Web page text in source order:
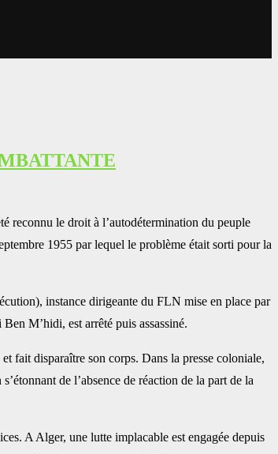
reconnu le droit à l’autodétermination du peuple
1955 par lequel le problème était sorti pour la
instance dirigeante du FLN mise en place par
M’hidi, est arrêté puis assassiné.
fait disparaître son corps. Dans la presse coloniale,
de l’absence de réaction de la part de la
A Alger, une lutte implacable est engagée depuis